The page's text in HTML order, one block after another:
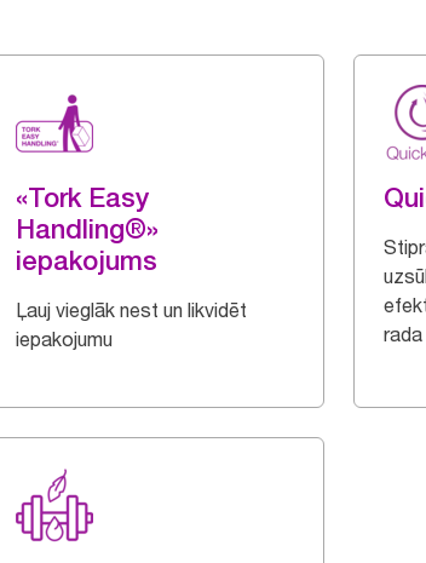
«Tork Easy
Handling®»
iepakojums
Ļauj vieglāk nest un likvidēt
iepakojumu